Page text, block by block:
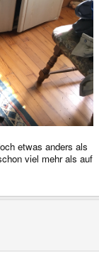
etwas anders als
viel mehr als auf